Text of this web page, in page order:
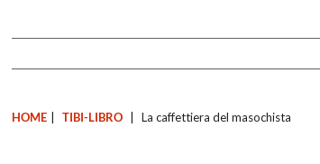
HOME TIBI-LIBRO La caffettiera del masochista